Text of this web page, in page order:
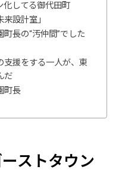
化してる御代田町
設計室」
長の“汚仲間”でした
支援をする一人が、東
だ
町長
ストタウン